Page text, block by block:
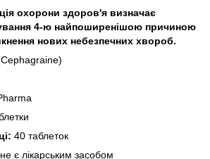
охорони здоров'я визначає
4-ю найпоширенішою причиною
нових небезпечних хвороб.
40 таблеток
не є лікарським засобом